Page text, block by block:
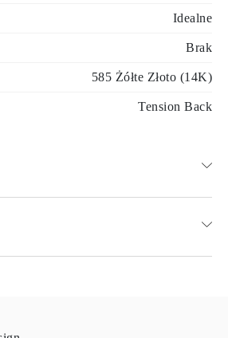
Idealne
Brak
585 Żółte Złoto (14K)
Tension Back
dostawy ekspresowej